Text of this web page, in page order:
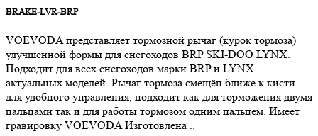
BRAKE-LVR-BRP
VOEVODA представляет тормозной рычаг (курок тормоза)
улучшенной формы для снегоходов BRP SKI-DOO LYNX.
Подходит для всех снегоходов марки BRP и LYNX
актуальных моделей. Рычаг тормоза смещён ближе к кисти
для удобного управления, подходит как для торможения двумя
пальцами так и для работы тормозом одним пальцем. Имеет
гравировку VOEVODA Изготовлена ..